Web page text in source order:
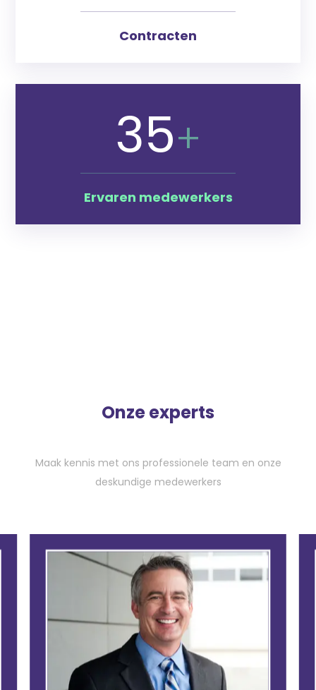
Contracten
35+
Ervaren medewerkers
Onze experts
Maak kennis met ons professionele team en onze
deskundige medewerkers